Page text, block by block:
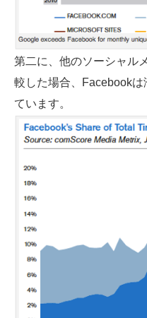
第二に、他のソーシャル
較した場合、Facebook
ています。